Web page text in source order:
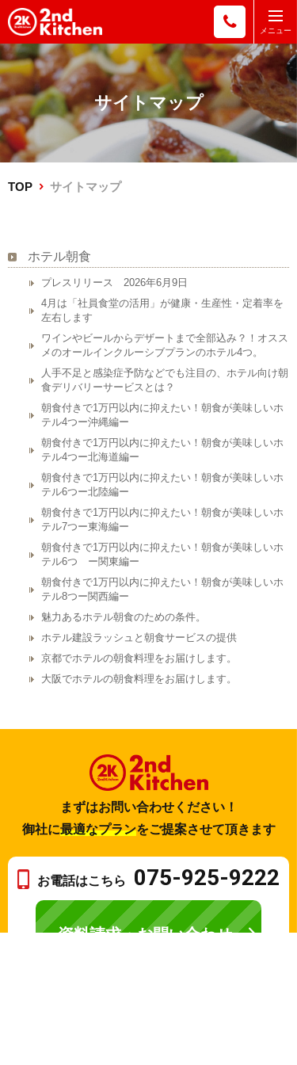
サイトマップ
TOP サイトマップ
ホテル朝食
プレスリリース 2026年6月9日
4月は「社員食堂の活用」が健康・生産性・定着率を
左右します
ワインやビールからデザートまで全部込み？！オスス
メのオールインクルーシブプランのホテル4つ。
人手不足と感染症予防などでも注目の、ホテル向け朝
食デリバリーサービスとは？
朝食付きで1万円以内に抑えたい！朝食が美味しいホ
テル4つー沖縄編ー
朝食付きで1万円以内に抑えたい！朝食が美味しいホ
テル4つー北海道編ー
朝食付きで1万円以内に抑えたい！朝食が美味しいホ
テル6つー北陸編ー
朝食付きで1万円以内に抑えたい！朝食が美味しいホ
テル7つー東海編ー
朝食付きで1万円以内に抑えたい！朝食が美味しいホ
テル6つ ー関東編ー
朝食付きで1万円以内に抑えたい！朝食が美味しいホ
テル8つー関西編ー
魅力あるホテル朝食のための条件。
ホテル建設ラッシュと朝食サービスの提供
京都でホテルの朝食料理をお届けします。
大阪でホテルの朝食料理をお届けします。
まずはお問い合わせください！
御社に最適なプランをご提案させて頂きます
お電話はこちら 075-925-9222
資料請求・お問い合わせ